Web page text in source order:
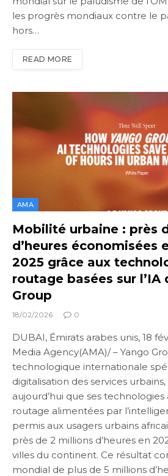
les progrès mondiaux contre le
hors…
READ MORE
AMA
Mobilité urbaine : près
d’heures économisées
2025 grâce aux
routage basées sur l’IA
Group
18/02/2026 0
DUBAI, Émirats arabes unis, 18
Media Agency(AMA)/ – Yango
technologique internationale
digitalisation des services
aujourd’hui que ses technologies
routage alimentées par
permis aux usagers urbains
près de 2 millions d’heures en
villes du continent. Ce résultat
mondial de plus de 5 millions